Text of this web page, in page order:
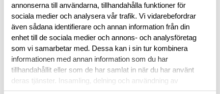
annonserna till användarna, tillhandahålla funktioner för
sociala medier och analysera vår trafik. Vi vidarebefordrar
även sådana identifierare och annan information från din
enhet till de sociala medier och annons- och analysföretag
som vi samarbetar med. Dessa kan i sin tur kombinera
informationen med annan information som du har
tillhandahållit eller som de har samlat in när du har använt
deras tjänster. Insamling, delning och användning av
personuppgifter kan användas för personalisering av
BESKRIVNING
RECENSIONER
OM VARUMÄRKET